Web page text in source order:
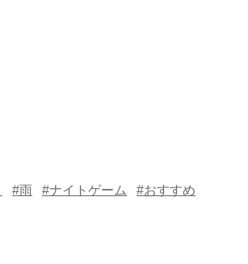
#雨 #ナイトゲーム
#おすすめ